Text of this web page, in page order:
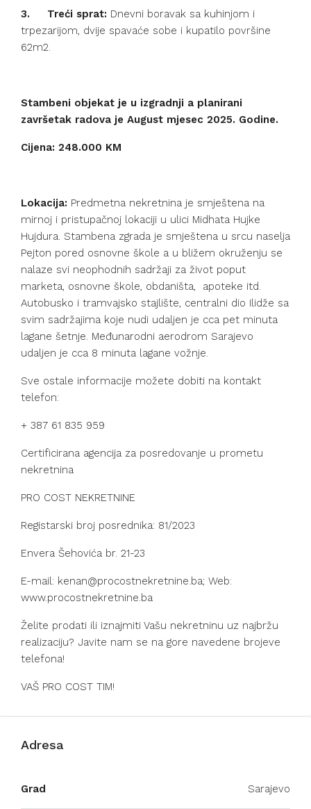
3. Treći sprat: Dnevni boravak sa kuhinjom i
trpezarijom, dvije spavaće sobe i kupatilo površine
62m2.
Stambeni objekat je u izgradnji a planirani
završetak radova je August mjesec 2025. Godine.
Cijena: 248.000 KM
Lokacija: Predmetna nekretnina je smještena na
mirnoj i pristupačnoj lokaciji u ulici Midhata Hujke
Hujdura. Stambena zgrada je smještena u srcu naselja
Pejton pored osnovne škole a u bližem okruženju se
nalaze svi neophodnih sadržaji za život poput
marketa, osnovne škole, obdaništa,
apoteke itd.
Autobusko i tramvajsko stajlište, centralni dio Ilidže sa
svim sadržajima koje nudi udaljen je cca pet minuta
lagane šetnje. Međunarodni aerodrom Sarajevo
udaljen je cca 8 minuta lagane vožnje.
Sve ostale informacije možete dobiti na kontakt
telefon:
+ 387 61 835 959
Certificirana agencija za posredovanje u prometu
nekretnina
PRO COST NEKRETNINE
Registarski broj posrednika: 81/2023
Envera Šehovića br. 21-23
E-mail: kenan@procostnekretnine.ba; Web:
www.procostnekretnine.ba
Želite prodati ili iznajmiti Vašu nekretninu uz najbržu
realizaciju? Javite nam se na gore navedene brojeve
telefona!
VAŠ PRO COST TIM!
Adresa
Grad Sarajevo